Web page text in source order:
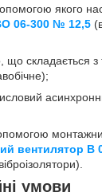
якого
06-300 № 12,5
що складається з
вентилятор В
умови